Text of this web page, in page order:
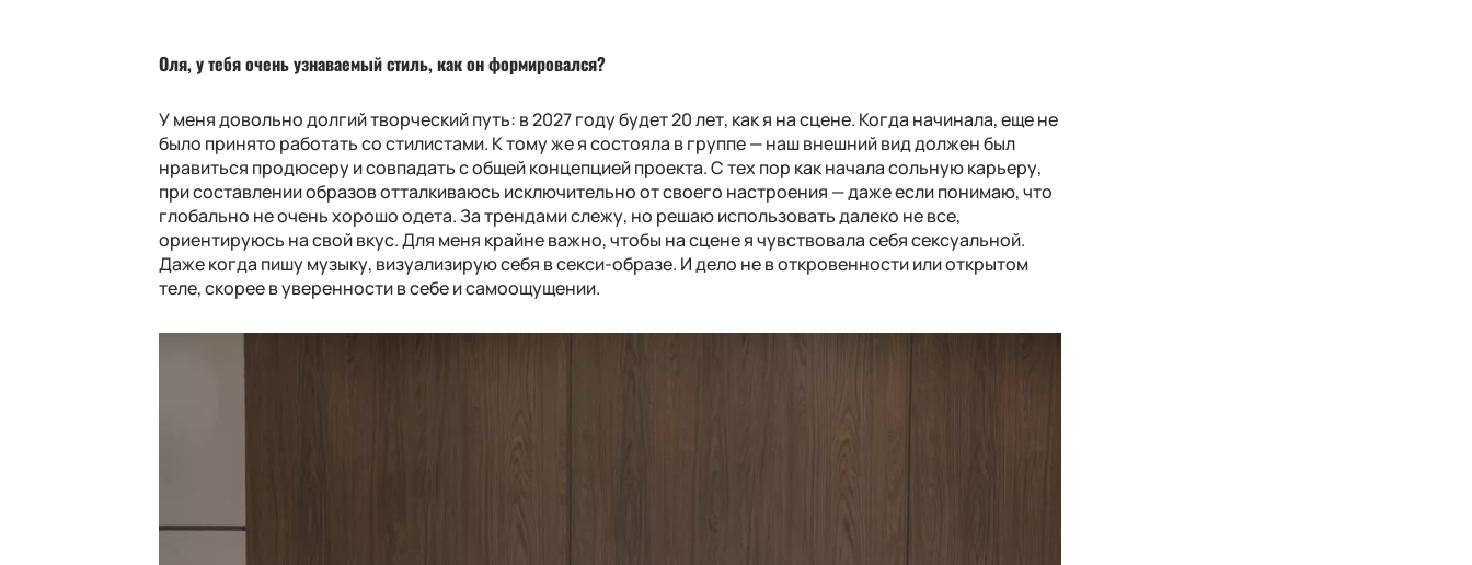
Оля, у тебя очень узнаваемый стиль, как он формировался?
У меня довольно долгий творческий путь: в 2027 году будет 20 лет, как я на сцене. Когда начинала, еще не
было принято работать со стилистами. К тому же я состояла в группе — наш внешний вид должен был
нравиться продюсеру и совпадать с общей концепцией проекта. С тех пор как начала сольную карьеру,
при составлении образов отталкиваюсь исключительно от своего настроения — даже если понимаю, что
глобально не очень хорошо одета. За трендами слежу, но решаю использовать далеко не все,
ориентируюсь на свой вкус. Для меня крайне важно, чтобы на сцене я чувствовала себя сексуальной.
Даже когда пишу музыку, визуализирую себя в секси-образе. И дело не в откровенности или открытом
теле, скорее в уверенности в себе и самоощущении.